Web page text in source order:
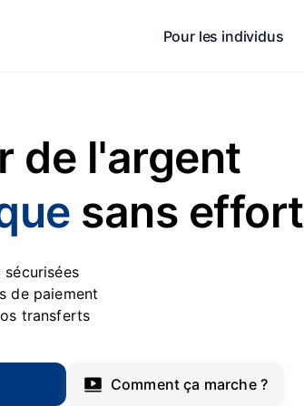
Pour les individus
de l'argent
sans effort
sécurisées
de paiement
transferts
Comment ça marche ?